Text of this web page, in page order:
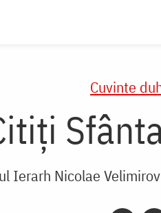
Cuvinte
Ierarh Nicolae